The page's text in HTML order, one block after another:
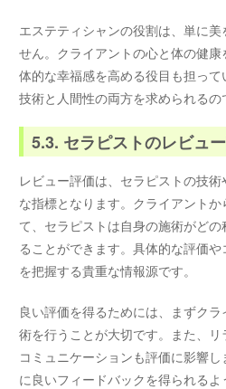
エステティシャンの役割は、単に
せん。クライアントの心と体の健
体的な幸福感を高める役目も担っ
技術と人間性の両方を求められるの
5.3. セラピストのレビュ
レビュー評価は、セラピストの技
な指標となります。クライアント
て、セラピストは自身の施術がど
ることができます。具体的な評価
を把握する貴重な情報源です。
良い評価を得るためには、まずク
術を行うことが大切です。また、
コミュニケーションも評価に影響
に良いフィードバックを得られる